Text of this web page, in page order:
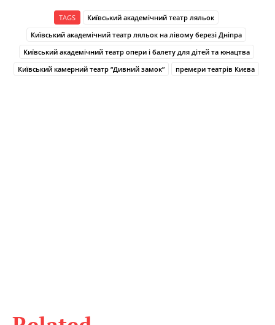
TAGS
Київський академічний театр ляльок
Київський академічний театр ляльок на лівому березі Дніпра
Київський академічний театр опери і балету для дітей та юнацтва
Київський камерний театр “Дивний замок”
премєри театрів Києва